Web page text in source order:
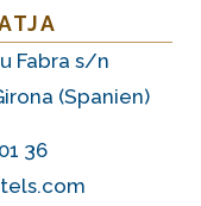
Fabra s/n
(Spanien)
36